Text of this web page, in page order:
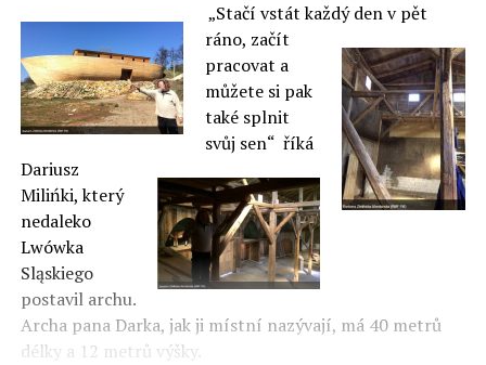
„Stačí vstát každý den vpět
ráno, začít
pracovat a
můžete si pak
také splnit
svůj sen“ říká
Dariusz
Milińki, který
nedaleko
Lwówka
Sląskiego
postavil archu.
Archa pana Darka, jak ji místní nazývají, má 40 metrů
délky a 12 metrů výšky.